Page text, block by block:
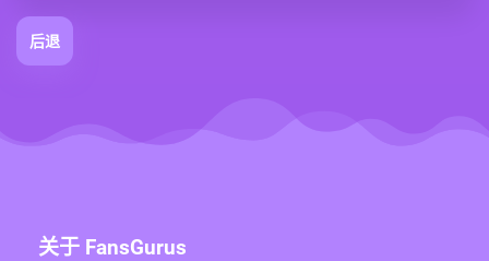
后退
关于 FansGurus